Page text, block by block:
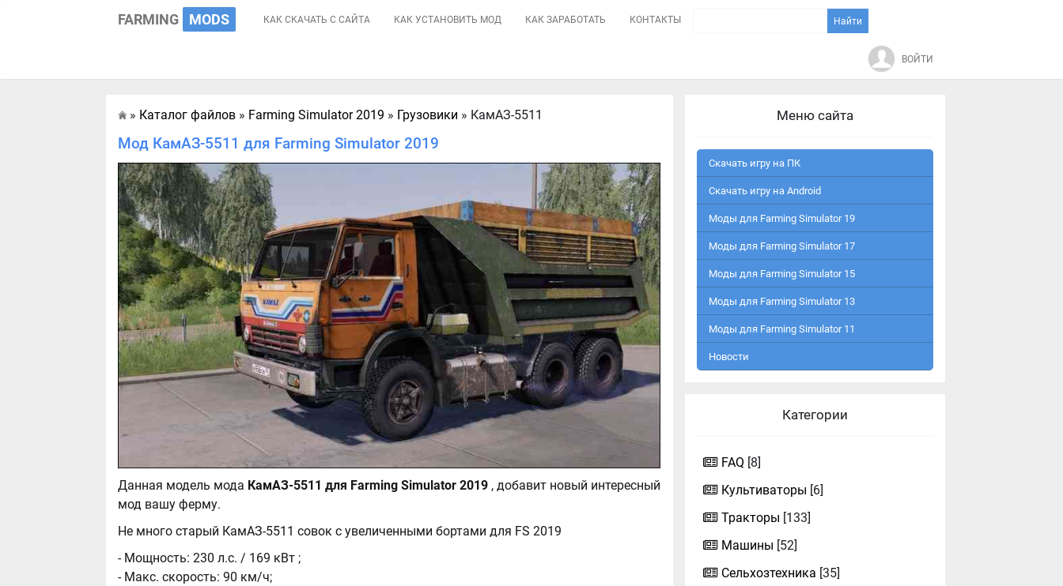
FARMING MODS КАК СКАЧАТЬ С САЙТА КАК УСТАНОВИТЬ МОД КАК ЗАРАБОТАТЬ КОНТАКТЫ
ВОЙТИ
Главная
» Каталог файлов » Farming Simulator 2019 » Грузовики » КамАЗ-5511
Мод КамАЗ-5511 для Farming Simulator 2019
Данная модель мода КамАЗ-5511 для Farming Simulator 2019 , добавит новый интересный
мод вашу ферму.
Не много старый КамАЗ-5511 совок с увеличенными бортами для FS 2019
- Мощность: 230 л.с. / 169 кВт ;
- Макс. скорость: 90 км/ч;
Меню сайта
Скачать игру на ПК
Скачать игру на Android
Моды для Farming Simulator 19
Моды для Farming Simulator 17
Моды для Farming Simulator 15
Моды для Farming Simulator 13
Моды для Farming Simulator 11
Новости
Категории
FAQ [8]
Культиваторы [6]
Тракторы [133]
Машины [52]
Сельхозтехника [35]